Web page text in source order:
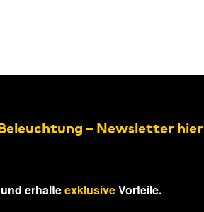
– Newsletter hier
erhalteexklusiveVorteile.